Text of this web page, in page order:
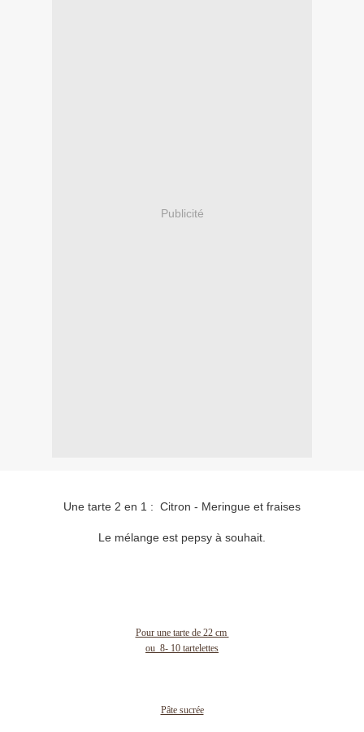
Publicité
Une tarte 2 en 1 : Citron - Meringue et fraises
Le mélange est pepsy à souhait.
Pour une tarte de 22 cm
ou 8- 10 tartelettes
Pâte sucrée